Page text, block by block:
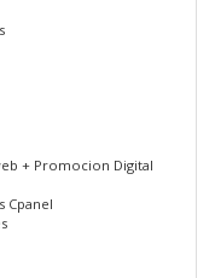
+ Promocion Digital
Cpanel